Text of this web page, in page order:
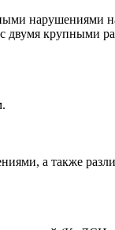
нарушениями
крупными
а также